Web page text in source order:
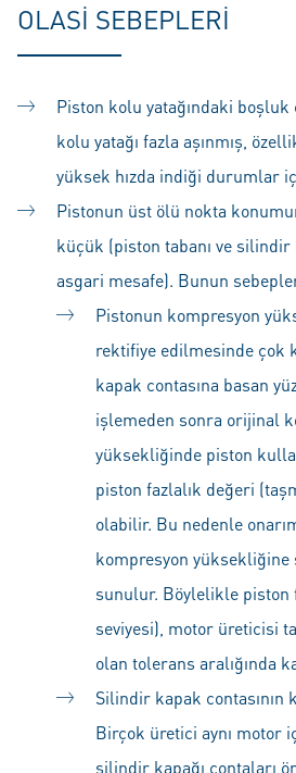
OLASI SEBEPLERI
Piston kolu yatağındaki
kolu yatağı fazla aşınmış,
yüksek hızda indiği durumlar
Pistonun üst ölü nokta
küçük (piston tabanı ve silindir
asgari mesafe). Bunun
Pistonun kompresyon
rektifiye edilmesinde çok
kapak contasına basan
işlemeden sonra orijinal
yüksekliğinde piston
piston fazlalık değeri
olabilir. Bu nedenle
kompresyon
sunulur. Böylelikle piston
seviyesi), motor üreticisi
olan tolerans aralığında
Silindir kapak contasının
Birçok üretici aynı motor
silindir kapağı contaları